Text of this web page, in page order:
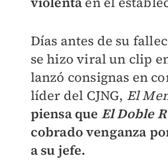
Días antes de su
se hizo viral un clip
lanzó consignas en
líder del CJNG, El
piensa que El Doble R
cobrado venganza
a su jefe.